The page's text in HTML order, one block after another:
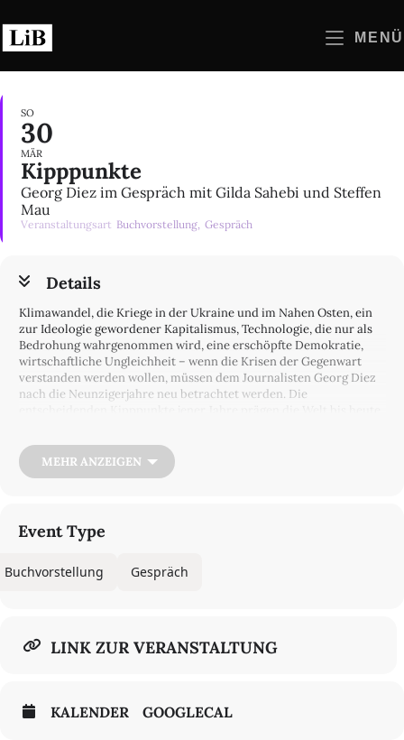
Inhalt
springen
MENÜ
SO
30
MÄR
Kipppunkte
Georg Diez im Gespräch mit Gilda Sahebi und Steffen
Mau
Veranstaltungsart Buchvorstellung, Gespräch
Details
Klimawandel, die Kriege in der Ukraine und im Nahen Osten, ein
zur Ideologie gewordener Kapitalismus, Technologie, die nur als
Bedrohung wahrgenommen wird, eine erschöpfte Demokratie,
wirtschaftliche Ungleichheit – wenn die Krisen der Gegenwart
verstanden werden wollen, müssen dem Journalisten Georg Diez
nach die Neunzigerjahre neu betrachtet werden. Die
Vergangenheit Visionen und Alternativen für eine demokratische,
wirtschaftliche und technologische Zukunft entwickelt werden
können.
MEHR ANZEIGEN
Event Type
Buchvorstellung Gespräch
LINK ZUR VERANSTALTUNG
KALENDER GOOGLECAL